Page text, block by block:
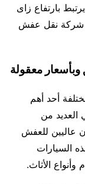
بارتفاع زاى
شركة نقل عفش
معقولة
أحد أهم
من
عاليين للعفش
السيارات
الأثاث.